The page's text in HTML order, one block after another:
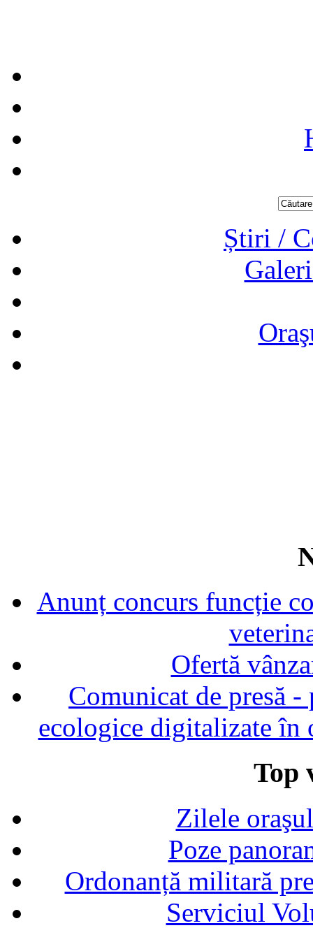
Știri /
Anunț concurs funcție
Ofertă
Comunicat de presă
ecologice digitalizate în
Top
Zilele
Poze
Ordonanță militară
Serviciul